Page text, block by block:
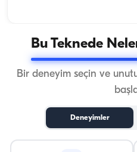
Bu Teknede
Bir deneyim seçin ve
Deneyimler